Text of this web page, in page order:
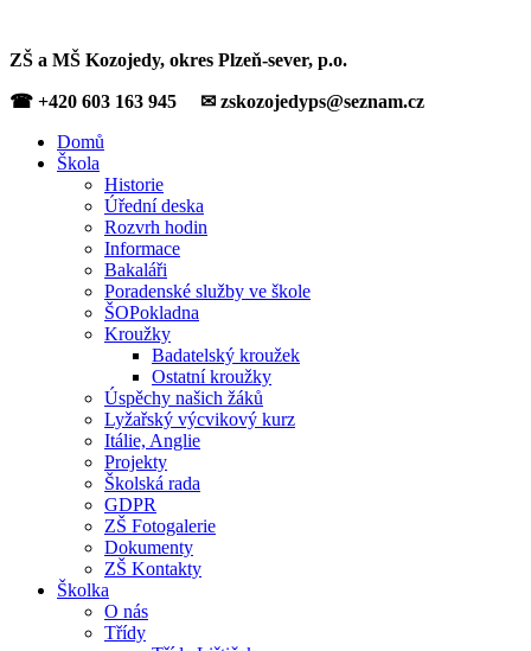
ZŠ a MŠ Kozojedy, okres Plzeň-sever, p.o.
☎ +420 603 163 945 ✉ zskozojedyps@seznam.cz
Domů
Škola
Historie
Úřední deska
Rozvrh hodin
Informace
Bakaláři
Poradenské služby ve škole
ŠOPokladna
Kroužky
Badatelský kroužek
Ostatní kroužky
Úspěchy našich žáků
Lyžařský výcvikový kurz
Itálie, Anglie
Projekty
Školská rada
GDPR
ZŠ Fotogalerie
Dokumenty
ZŠ Kontakty
Školka
O nás
Třídy